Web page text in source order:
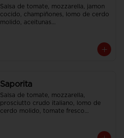
Salsa de tomate, mozzarella, jamon
cocido, champiñones, lomo de cerdo
molido, aceitunas
Saporita
Salsa de tomate, mozzarella,
prosciutto crudo italiano, lomo de
cerdo molido, tomate fresco